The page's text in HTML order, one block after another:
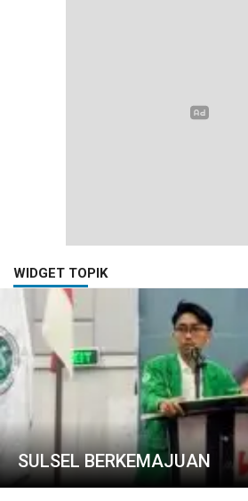
WIDGET TOPIK
SULSEL BERKEMAJUAN